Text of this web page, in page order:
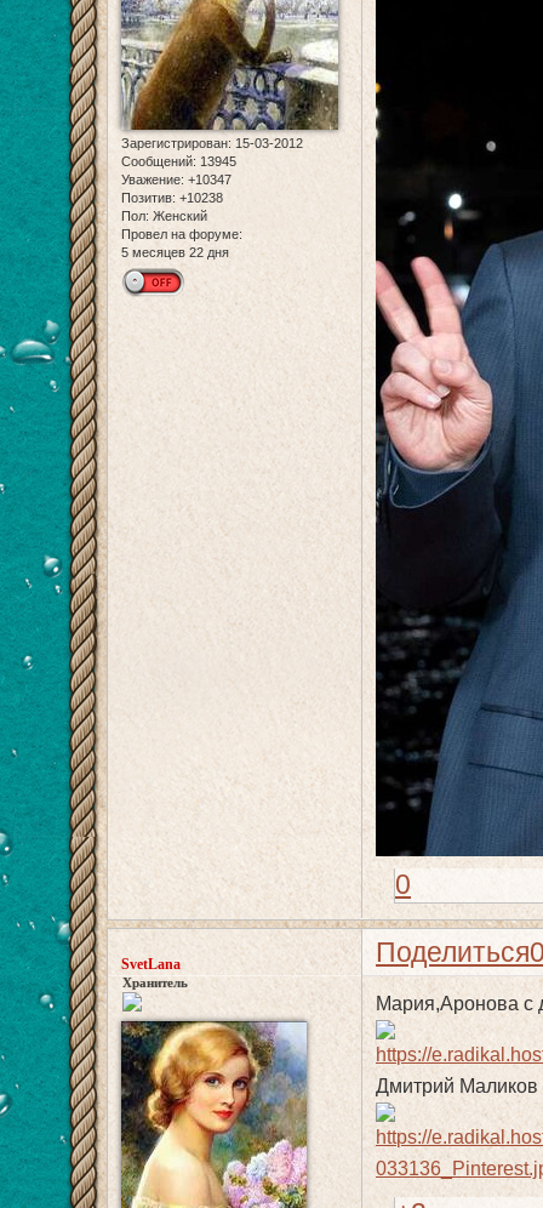
Зарегистрирован: 15-03-2012
Сообщений: 13945
Уважение: +10347
Позитив: +10238
Пол: Женский
Провел на форуме:
5 месяцев 22 дня
0
Поделиться
SvetLana
Хранитель
Мария,Аронова с
Дмитрий Маликов